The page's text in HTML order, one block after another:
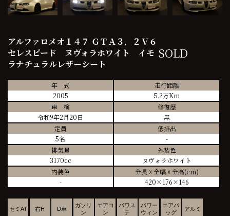
アルファロメオ１４７ ＧＴＡ３．２Ｖ６
セレスピード ヌヴォラホワイト イモ
ラナチュラルレザーシート
SOLD
年 式
2005
走行距離
5.2万Km
車 検
令和9年2月20日
修復歴
無
定員
5名
低排出
-
排気量
3170cc
外装色
ヌヴォラホワイト
内装色
-
全長 ☓ 全幅 ☓ 全高(cm)
420×176×146
セミAT 右H D車
ガソリ
ン
エアコ
ン
パワス
テ
パワー
ウィン
エアバ
ッグ
アルミ